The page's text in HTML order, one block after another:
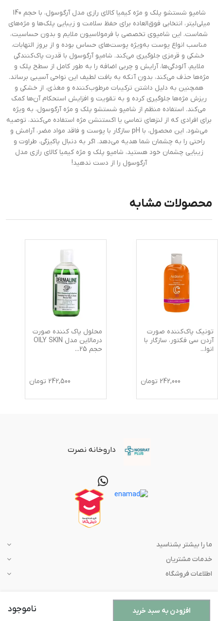
افزودن به سبد خرید ناموجود
شامپو شستشو پلک و مژه کیمیا کالای رازی مدل آرگوسول، با حجم 140
میلی‌لیتر، انتخابی فوق‌العاده برای حفظ سلامت و زیبایی پلک‌ها و مژه‌های
شماست. این شامپوی تخصصی با فرمولاسیون ملایم و بدون حساسیت،
مناسب انواع پوست به‌ویژه پوست‌های حساس بوده و از بروز التهابات،
خشکی و قرمزی جلوگیری می‌کند. شامپو آرگوسول با قدرت پاک‌کنندگی
ملایم، آلودگی‌ها، آرایش و چربی اضافه را به طور کامل از سطح پلک و
مژه‌ها حذف می‌کند، بدون آنکه به بافت لطیف این نواحی آسیبی برساند.
همچنین به دلیل داشتن ترکیبات مرطوب‌کننده و مغذی، از خشکی و
ریزش مژه‌ها جلوگیری کرده و به تقویت و افزایش استحکام آن‌ها کمک
می‌کند. استفاده منظم از شامپو شستشو پلک و مژه آرگوسول، به ویژه
برای افرادی که از لنزهای تماسی یا اکستنشن مژه استفاده می‌کنند، توصیه
می‌شود. این محصول، با pH سازگار با پوست و فاقد مواد مضر، آرامش و
راحتی را به چشمان شما هدیه می‌دهد. اگر به دنبال پاکیزگی، طراوت و
زیبایی چشمان خود هستید، شامپو پلک و مژه کیمیا کالای رازی مدل
آرگوسول را از دست ندهید!
محصولات مشابه
تونیک پاک‌کننده صورت
آردن سی فکتور، سازگار با
انوا...
242,000 تومان
محلول پاک کننده صورت
درمالاین مدل OILY SKIN
حجم 25
...
242,500 تومان
داروخانه نصرت
ما را بیشتر بشناسید
خدمات مشتریان
اطلاعات فروشگاه